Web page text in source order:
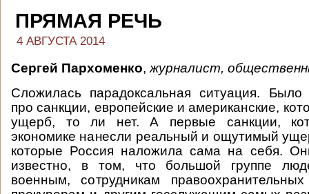
ПРЯМАЯ РЕЧЬ
4 АВГУСТА 2014
Сергей Пархоменко, журналист,
Сложилась парадоксальная ситуация. Было
про санкции, европейские и американские,
ущерб, то ли нет. А первые санкции,
экономике нанесли реальный и ощутимый
которые Россия наложила сама на себя.
известно, в том, что большой группе
военным, сотрудникам